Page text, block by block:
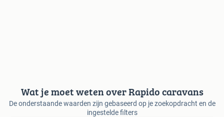
Wat je moet weten over Rapido caravans
De onderstaande waarden zijn gebaseerd op je zoekopdracht en de
ingestelde filters